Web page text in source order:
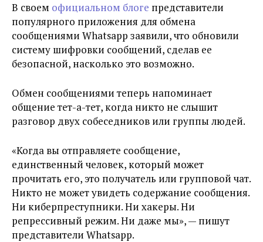
В своем официальном блоге представители
популярного приложения для обмена
сообщениями Whatsapp заявили, что обновили
систему шифровки сообщений, сделав ее
безопасной, насколько это возможно.
Обмен сообщениями теперь напоминает
общение тет-а-тет, когда никто не слышит
разговор двух собеседников или группы людей.
«Когда вы отправляете сообщение,
единственный человек, который может
прочитать его, это получатель или групповой чат.
Никто не может увидеть содержание сообщения.
Ни киберпреступники. Ни хакеры. Ни
репрессивный режим. Ни даже мы», — пишут
представители Whatsapp.